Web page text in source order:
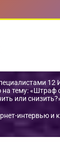
тему: «Штраф
или
интервью и